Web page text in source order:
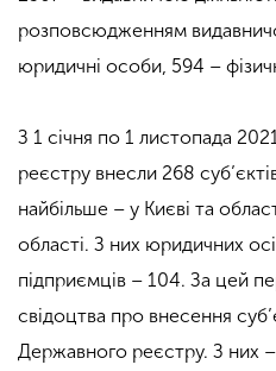
розповсюдженням
юридичні особи, 594 –
З 1 січня по 1 листопада
реєстру внесли 268
найбільше – у Києві та
області. З них юридичних
підприємців – 104. За цей
свідоцтва про внесення
Державного реєстру. З них –